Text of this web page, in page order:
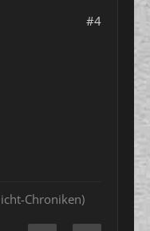
#4
Chroniken)